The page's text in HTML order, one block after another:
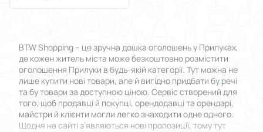
BTW Shopping – це зручна дошка оголошень у Прилуках,
де кожен житель міста може безкоштовно розмістити
оголошення Прилуки в будь-якій категорії. Тут можна не
лише купити нові товари, але й вигідно придбати бу речі
та бу товари за доступною ціною. Сервіс створений для
того, щоб продавці й покупці, орендодавці та орендарі,
майстри й клієнти могли легко знаходити одне одного.
Щодня на сайті з’являються нові пропозиції, тому тут